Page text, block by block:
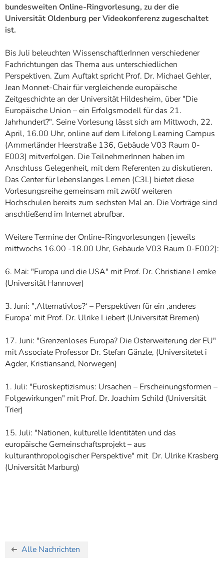
]
Informationen zur
Barrierefreiheit
bundesweiten Online-Ringvorlesung, zu der die
Universität Oldenburg per Videokonferenz zugeschaltet
ist.
Bis Juli beleuchten WissenschaftlerInnen verschiedener
Fachrichtungen das Thema aus unterschiedlichen
Perspektiven. Zum Auftakt spricht Prof. Dr. Michael Gehler,
Jean Monnet-Chair für vergleichende europäische
Zeitgeschichte an der Universität Hildesheim, über "Die
Europäische Union – ein Erfolgsmodell für das 21.
Jahrhundert?". Seine Vorlesung lässt sich am Mittwoch, 22.
April, 16.00 Uhr, online auf dem Lifelong Learning Campus
(Ammerländer Heerstraße 136, Gebäude V03 Raum 0-
E003) mitverfolgen. Die TeilnehmerInnen haben im
Anschluss Gelegenheit, mit dem Referenten zu diskutieren.
Das Center für lebenslanges Lernen (C3L) bietet diese
Vorlesungsreihe gemeinsam mit zwölf weiteren
Hochschulen bereits zum sechsten Mal an. Die Vorträge sind
anschließend im Internet abrufbar.
Weitere Termine der Online-Ringvorlesungen (jeweils
mittwochs 16.00 -18.00 Uhr, Gebäude V03 Raum 0-E002):
6. Mai: "Europa und die USA" mit Prof. Dr. Christiane Lemke
(Universität Hannover)
3. Juni: ",Alternativlos?‘ – Perspektiven für ein ,anderes
Europa‘ mit Prof. Dr. Ulrike Liebert (Universität Bremen)
17. Juni: "Grenzenloses Europa? Die Osterweiterung der EU"
mit Associate Professor Dr. Stefan Gänzle, (Universitetet i
Agder, Kristiansand, Norwegen)
1. Juli: "Euroskeptizismus: Ursachen – Erscheinungsformen –
Folgewirkungen" mit Prof. Dr. Joachim Schild (Universität
Trier)
15. Juli: "Nationen, kulturelle Identitäten und das
europäische Gemeinschaftsprojekt – aus
kulturanthropologischer Perspektive" mit Dr. Ulrike Krasberg
(Universität Marburg)
Alle Nachrichten